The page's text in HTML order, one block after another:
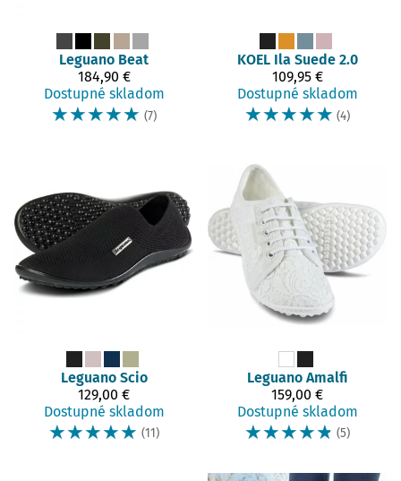
Leguano Beat
184,90 €
Dostupné skladom
☆☆☆☆☆ (7)
KOEL Ila Suede 2.0
109,95 €
Dostupné skladom
☆☆☆☆☆ (4)
Leguano Scio
129,00 €
Dostupné skladom
☆☆☆☆☆ (11)
Leguano Amalfi
159,00 €
Dostupné skladom
☆☆☆☆☆ (5)